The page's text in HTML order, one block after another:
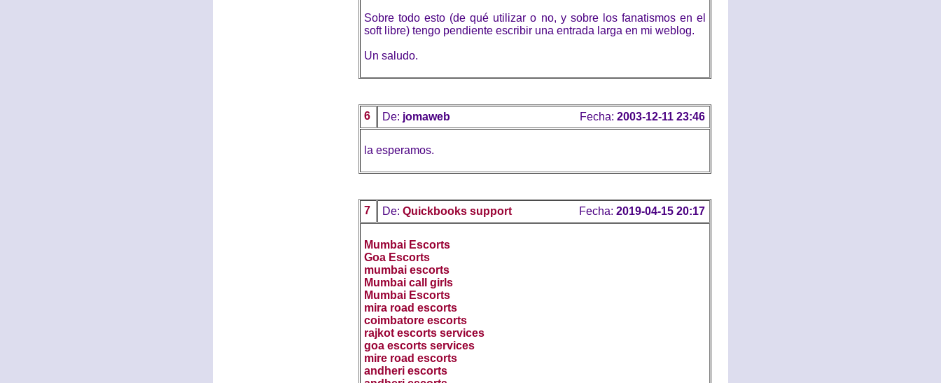
Sobre todo esto (de qué utilizar o no, y sobre los fanatismos en el
soft libre) tengo pendiente escribir una entrada larga en mi weblog.
Un saludo.
6 De: jomaweb Fecha: 2003-12-11 23:46
la esperamos.
7 De: Quickbooks support Fecha: 2019-04-15 20:17
Mumbai Escorts
Goa Escorts
mumbai escorts
Mumbai call girls
Mumbai Escorts
mira road escorts
coimbatore escorts
rajkot escorts services
goa escorts services
mire road escorts
andheri escorts